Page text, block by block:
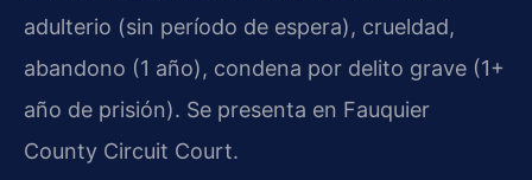
adulterio (sin período de espera), crueldad,
abandono (1 año), condena por delito grave (1+
año de prisión). Se presenta en Fauquier
County Circuit Court.